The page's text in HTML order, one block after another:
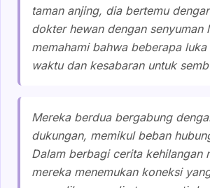
taman anjing, dia bertemu
dokter hewan dengan senyuman
memahami bahwa beberapa
waktu dan kesabaran untuk
Mereka berdua bergabung
dukungan, memikul beban
Dalam berbagi cerita kehilangan
mereka menemukan koneksi